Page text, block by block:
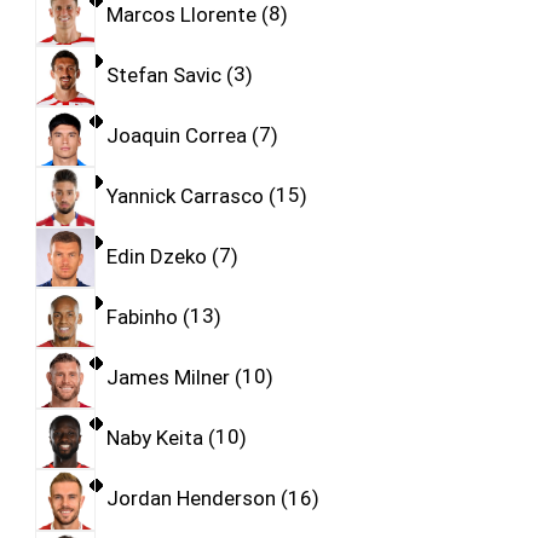
Marcos Llorente 8
Stefan Savic 3
Joaquin Correa 7
Yannick Carrasco 15
Edin Dzeko 7
Fabinho 13
James Milner 10
Naby Keita 10
Jordan Henderson 16